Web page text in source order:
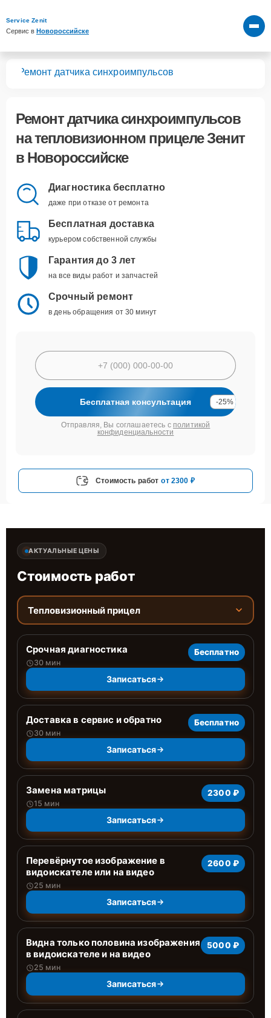
Service Zenit
Сервис в Новороссийске
Ремонт датчика синхроимпульсов
Ремонт датчика синхроимпульсов
на тепловизионном прицеле Зенит
в Новороссийске
Диагностика бесплатно
даже при отказе от ремонта
Бесплатная доставка
курьером собственной службы
Гарантия до 3 лет
на все виды работ и запчастей
Срочный ремонт
в день обращения от 30 минут
Бесплатная консультация -25%
Отправляя, Вы соглашаетесь с политикой
конфиденциальности
Стоимость работ от 2300 ₽
АКТУАЛЬНЫЕ ЦЕНЫ
Стоимость работ
Тепловизионный прицел
Срочная диагностика
30 мин
Бесплатно
Записаться
Доставка в сервис и обратно
30 мин
Бесплатно
Записаться
Замена матрицы
15 мин
2300 ₽
Записаться
Перевёрнутое изображение в
видоискателе или на видео
25 мин
2600 ₽
Записаться
Видна только половина изображения
в видоискателе и на видео
25 мин
5000 ₽
Записаться